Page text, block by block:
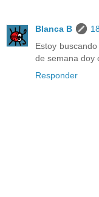
Blanca B
Estoy
de semana doy
Responder